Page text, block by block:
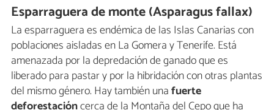
Esparraguera de monte (Asparagus fallax)
La esparraguera es endémica de las Islas Canarias con
poblaciones aisladas en La Gomera y Tenerife. Está
amenazada por la depredación de ganado que es
liberado para pastar y por la hibridación con otras plantas
del mismo género. Hay también unafuerte